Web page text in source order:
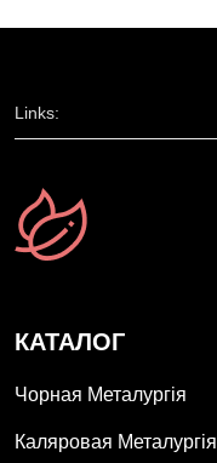
Links:
КАТАЛОГ
Чорная Металургія
Каляровая Металургія